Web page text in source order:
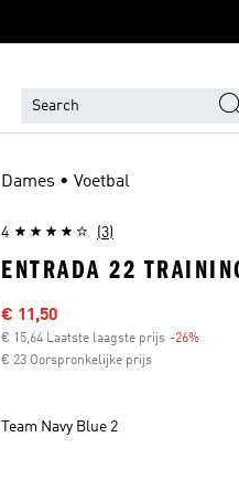
Dames • Voetbal
4 (3)
ENTRADA 22
Sale price
€ 11,50
€ 15,64 Laatste laagste prijs -26%
€ 23 Oorspronkelijke prijs
Team Navy Blue 2